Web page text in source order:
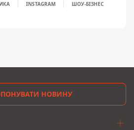
INSTAGRAM ШОУ-БІЗНЕС
НОВИНУ